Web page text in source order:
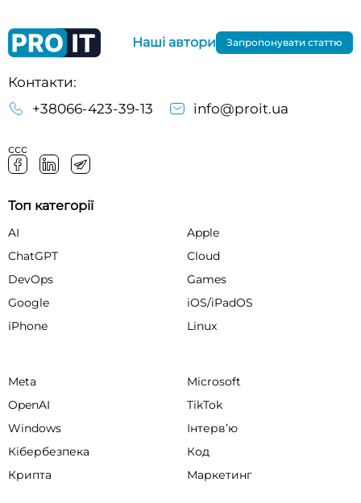
Контакти:
+38066-423-39-13
info@proit.ua
ссс
Наші автори Запропонувати статтю
Топ категорії
AI
Apple
ChatGPT
Cloud
DevOps
Games
Google
iOS/iPadOS
iPhone
Linux
Meta
Microsoft
OpenAI
TikTok
Windows
Інтервʼю
Кібербезпека
Код
Крипта
Маркетинг